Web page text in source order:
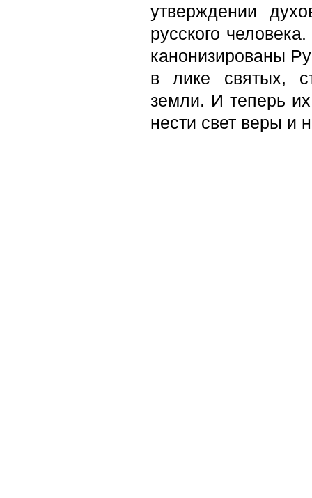
утверждении
русского
канонизированы
в лике святых,
земли. И теперь
нести свет веры и